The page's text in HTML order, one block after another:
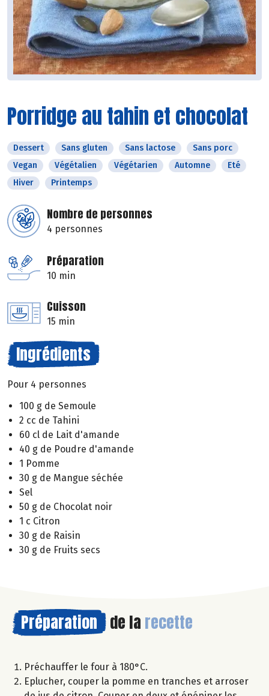
Porridge au tahin et chocolat
Dessert Sans gluten Sans lactose
Sans porc
Vegan
Végétalien Végétarien Automne
Eté
Hiver
Printemps
Nombre de personnes
4 personnes
Préparation
10 min
Cuisson
15 min
Ingrédients
Pour 4 personnes
100 g de Semoule
2 cc de Tahini
60 cl de Lait d'amande
40 g de Poudre d'amande
1 Pomme
30 g de Mangue séchée
Sel
50 g de Chocolat noir
1 c Citron
30 g de Raisin
30 g de Fruits secs
Préparation de la recette
Préchauffer le four à 180°C.
Eplucher, couper la pomme en tranches et arroser